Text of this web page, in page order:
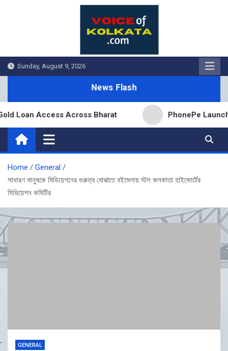
Sunday, August 9, 2026
News Flash
Access Across Bharat PhonePe Launches
Home
General
সাধারণ মানুষকে মিডিয়েশনের গুরুত্ব বোঝাতে বইমেলায় স্টল কলকাতা হাইকোর্টের
মিডিয়েশন কমিটির
GENERAL